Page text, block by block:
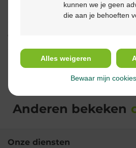
Ingrediënten
Anderen bekeken
Onze diensten
kunnen we je geen
die aan je behoeften
Alles weigeren
Bewaar mijn